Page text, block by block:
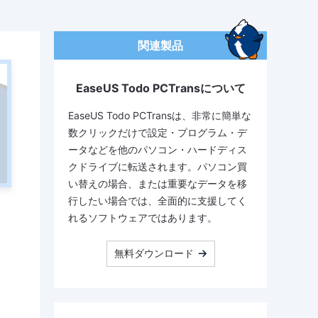
関連製品
EaseUS Todo PCTransについて
EaseUS Todo PCTransは、非常に簡単な
数クリックだけで設定・プログラム・デ
ータなどを他のパソコン・ハードディス
クドライブに転送されます。パソコン買
い替えの場合、または重要なデータを移
行したい場合では、全面的に支援してく
れるソフトウェアではあります。
無料ダウンロード